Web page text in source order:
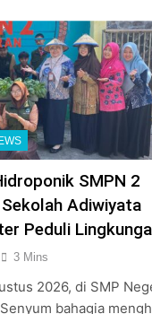
SMPN 2
Adiwiyata
Peduli
3 Mins
2026, di SMP
bahagia